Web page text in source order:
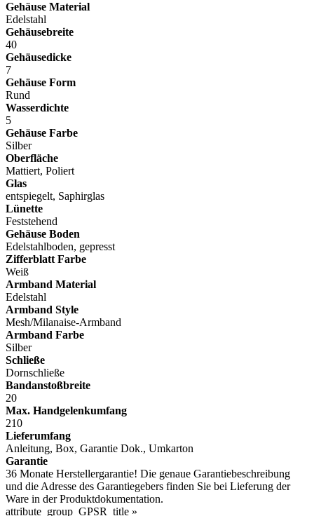
Gehäuse Material
Edelstahl
Gehäusebreite
40
Gehäusedicke
7
Gehäuse Form
Rund
Wasserdichte
5
Gehäuse Farbe
Silber
Oberfläche
Mattiert, Poliert
Glas
entspiegelt, Saphirglas
Lünette
Feststehend
Gehäuse Boden
Edelstahlboden, gepresst
Zifferblatt Farbe
Weiß
Armband Material
Edelstahl
Armband Style
Mesh/Milanaise-Armband
Armband Farbe
Silber
Schließe
Dornschließe
Bandanstoßbreite
20
Max. Handgelenkumfang
210
Lieferumfang
Anleitung, Box, Garantie Dok., Umkarton
Garantie
36 Monate Herstellergarantie! Die genaue Garantiebeschreibung
und die Adresse des Garantiegebers finden Sie bei Lieferung der
Ware in der Produktdokumentation.
attribute_group_GPSR_title »